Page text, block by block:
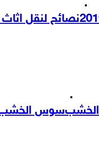
نصائح لنقل
سوس الخشب